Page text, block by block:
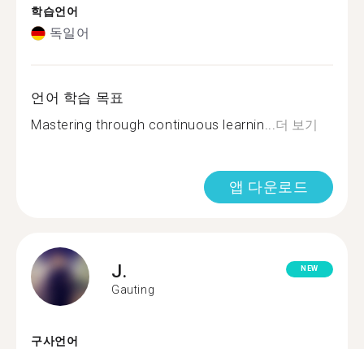
학습언어
독일어
언어 학습 목표
Mastering through continuous learnin...더 보기
앱 다운로드
J.
Gauting
NEW
구사언어